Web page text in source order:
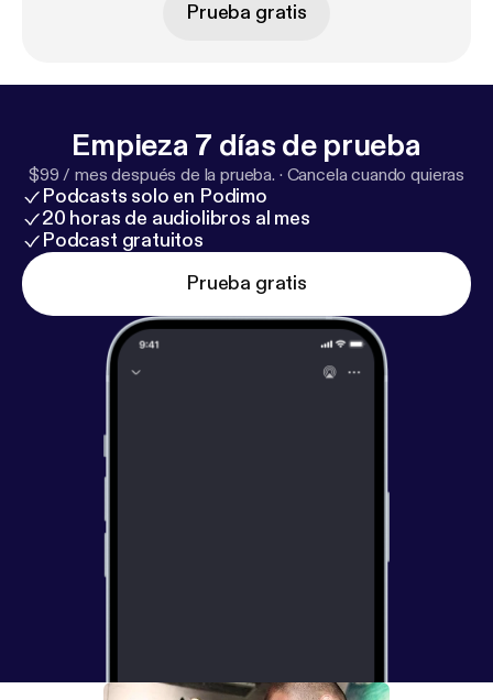
Prueba gratis
Empieza 7 días de prueba
$99 / mes después de la prueba. · Cancela cuando quieras
Podcasts solo en Podimo
20 horas de audiolibros al mes
Podcast gratuitos
Prueba gratis